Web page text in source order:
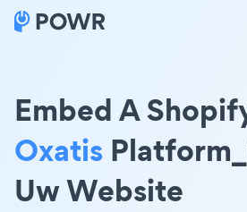
Embed A
Oxatis
Uw Website